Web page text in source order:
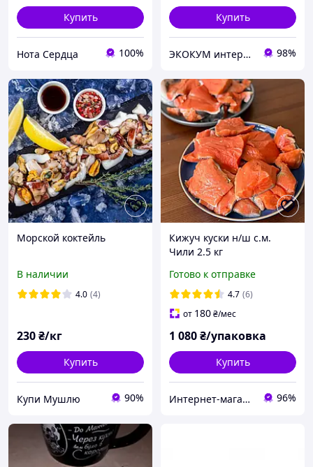
Купить
Нота Сердца 100%
Купить
ЭКОКУМ интернет магазин 98%
Морской коктейль
В наличии
4.0 (4)
230₴/кг
Купить
Купи Мушлю 90%
Кижуч куски н/ш с.м.
Чили 2.5 кг
Готово к отправке
4.7 (6)
от 180₴/мес
1 080₴/упаковка
Купить
Интернет-магазин икра-морепродукты. 96%